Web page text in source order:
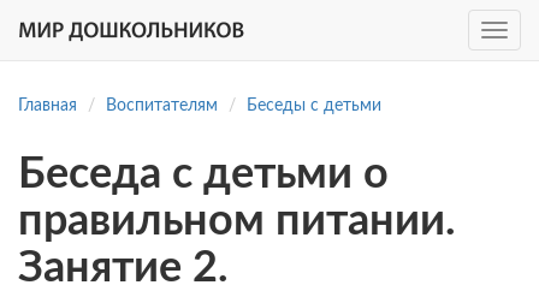
Toggle
Главная Воспитателям Беседы с детьми
Беседа с детьми о
правильном питании.
Занятие 2.